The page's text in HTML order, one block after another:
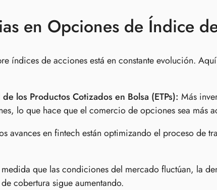
en Opciones de Índice
índices de acciones está en constante evolución.
los Productos Cotizados en Bolsa (ETPs): Más
lo que hace que el comercio de opciones sea más
avances en fintech están optimizando el proceso de
que las condiciones del mercado fluctúan, la
cobertura sigue aumentando.